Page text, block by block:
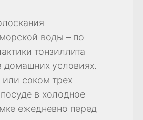
воды – по
тонзиллита
домашних условиях.
или соком трех
в холодное
ежедневно перед